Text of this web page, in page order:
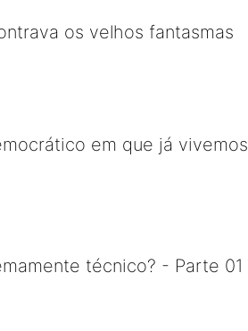
os velhos fantasmas
em que já vivemos
técnico? - Parte 01